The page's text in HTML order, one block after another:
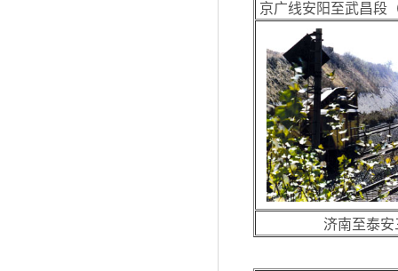
京广线安阳至武昌段
济南至泰